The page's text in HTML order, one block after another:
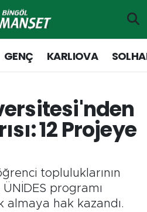
GENÇ KARLIOVA
12 Projeye
topluluklarının
ÜNİDES programı
almaya hak kazandı.
Haritası
ve Fikstür